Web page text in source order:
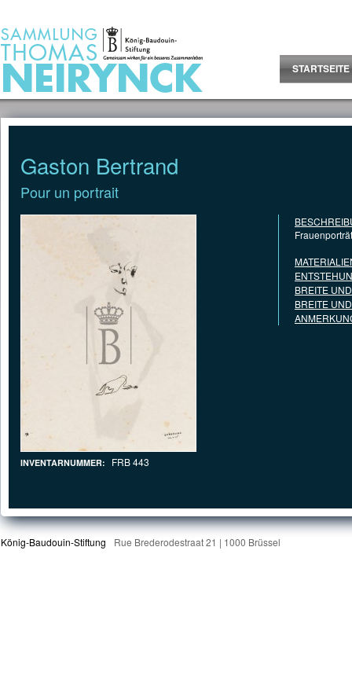
STARTSEITE
Gaston Bertrand
Pour un portrait
INVENTARNUMMER: FRB 443
BREITE
BREITE
König-Baudouin-Stiftung Rue Brederodestraat 21 | 1000 Brüssel